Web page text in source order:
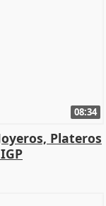
08:34
Plateros